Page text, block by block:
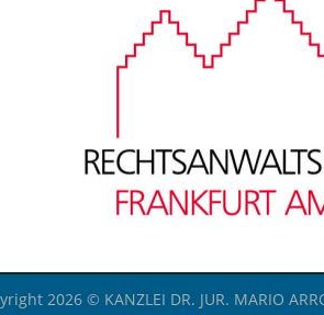
2026 © KANZLEI DR. JUR. MARIO